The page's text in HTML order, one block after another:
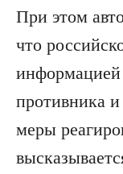
При этом
что
противника
меры